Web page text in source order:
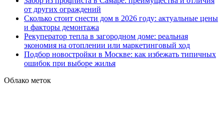
от других ограждений
Сколько стоит снести дом в 2026 году: актуальные цены
и факторы демонтажа
Рекуператор тепла в загородном доме: реальная
экономия на отоплении или маркетинговый ход
Подбор новостройки в Москве: как избежать типичных
ошибок при выборе жилья
Облако меток